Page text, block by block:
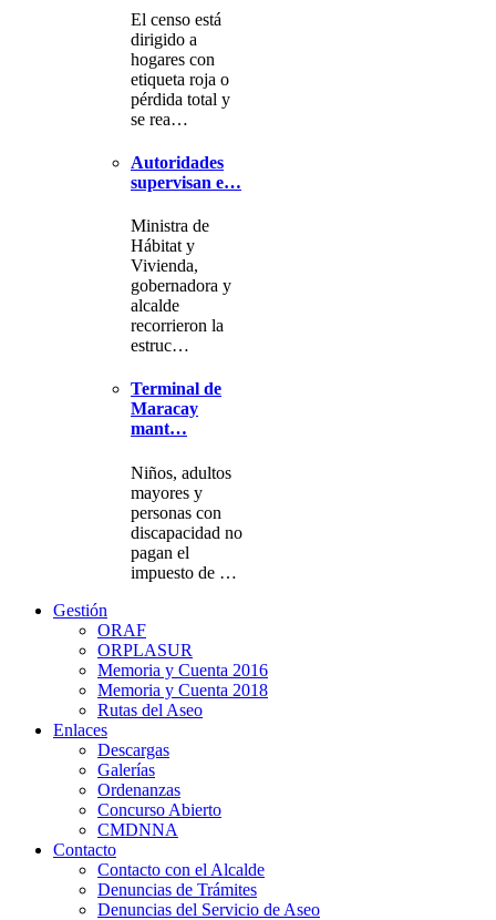
El censo está
dirigido a
hogares con
etiqueta roja o
pérdida total y
se rea…
Autoridades
supervisan e…
Ministra de
Hábitat y
Vivienda,
gobernadora y
alcalde
recorrieron la
estruc…
Terminal de
Maracay
mant…
Niños, adultos
mayores y
personas con
discapacidad no
pagan el
impuesto de …
Gestión
ORAF
ORPLASUR
Memoria y Cuenta 2016
Memoria y Cuenta 2018
Rutas del Aseo
Enlaces
Descargas
Galerías
Ordenanzas
Concurso Abierto
CMDNNA
Contacto
Contacto con el Alcalde
Denuncias de Trámites
Denuncias del Servicio de Aseo